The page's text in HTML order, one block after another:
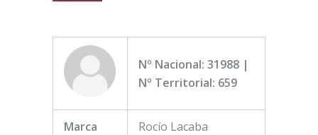
Nº Nacional: 31988 |
Nº Territorial: 659
Marca
Rocío Lacaba